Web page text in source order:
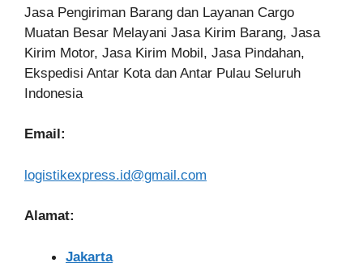
Jasa Pengiriman Barang dan Layanan Cargo
Muatan Besar Melayani Jasa Kirim Barang, Jasa
Kirim Motor, Jasa Kirim Mobil, Jasa Pindahan,
Ekspedisi Antar Kota dan Antar Pulau Seluruh
Indonesia
Email:
logistikexpress.id@gmail.com
Alamat:
Jakarta